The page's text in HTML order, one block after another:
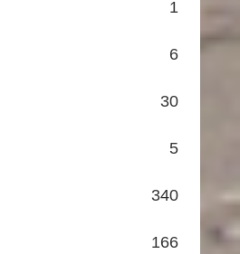
1
6
30
5
340
166